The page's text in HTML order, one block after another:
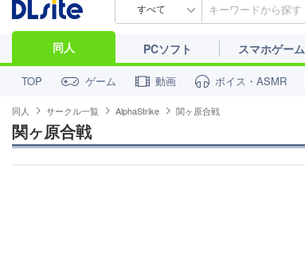
すべて
同人 PCソフト スマホゲーム
TOP ゲーム 動画 ボイス・ASMR
同人 サークル一覧 AlphaStrike 関ヶ原合戦
関ヶ原合戦